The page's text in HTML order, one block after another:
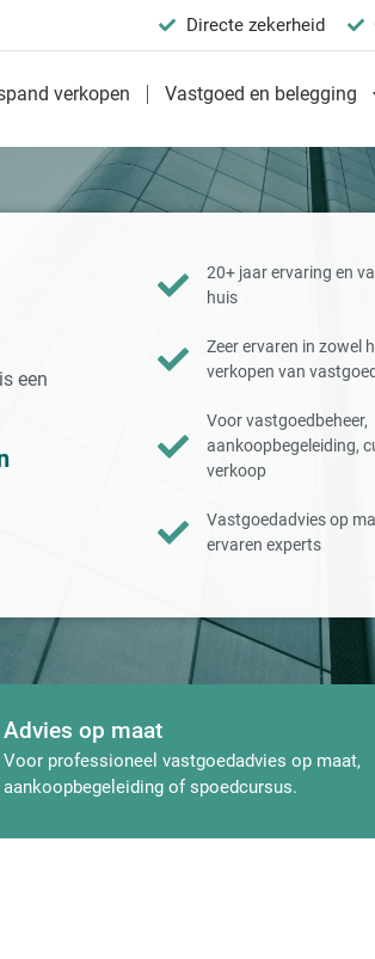
Directe zekerheid
verkopen Vastgoed en belegging
een
20+ jaar ervaring en
huis
Zeer ervaren in zowel
verkopen van vastgoed
Voor vastgoedbeheer,
aankoopbegeleiding,
verkoop
Vastgoedadvies op
ervaren experts
Advies op maat
Voor professioneel vastgoedadvies op maat,
aankoopbegeleiding of spoedcursus.